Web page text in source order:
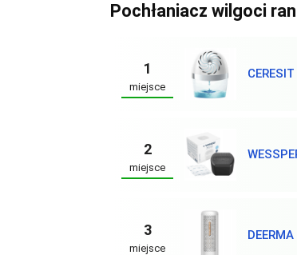
Pochłaniacz wilgoci
1
miejsce
2
miejsce
3
miejsce